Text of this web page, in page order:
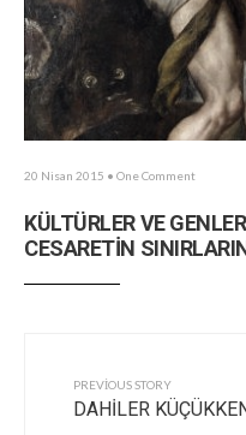
20 Nisan 2015 • One Comment
KÜLTÜRLER VE
CESARETİN
PREVIOUS STORY
DAHİLER